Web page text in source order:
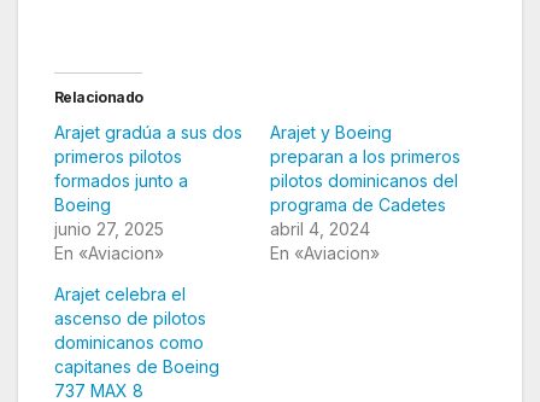
Relacionado
Arajet gradúa a sus dos
primeros pilotos
formados junto a
Boeing
junio 27, 2025
En «Aviacion»
Arajet y Boeing
preparan a los primeros
pilotos dominicanos del
programa de Cadetes
abril 4, 2024
En «Aviacion»
Arajet celebra el
ascenso de pilotos
dominicanos como
capitanes de Boeing
737 MAX 8